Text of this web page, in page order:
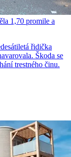
1,70 promile a
řidička
Škoda se
trestného činu.